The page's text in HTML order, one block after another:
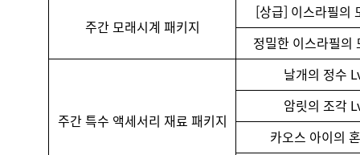
주간 모래시계 패키지
[상급] 이스라필의
정밀한 이스라필의
주간 특수 액세서리 재료 패키지
날개의 정수
암릿의 조각
카오스 아이의